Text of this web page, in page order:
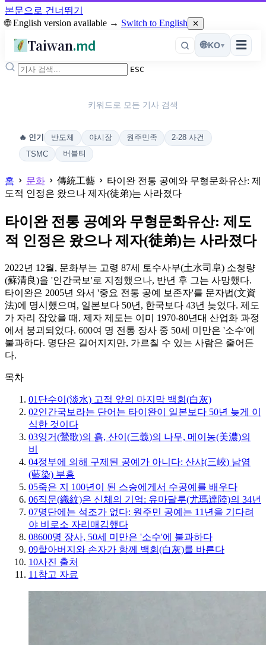
본문으로 건너뛰기
🌐 English version available → Switch to English ✕
Taiwan.md ☰
🌐KO▾
ESC
키워드로 모든 기사 검색
🔥 인기 반도체 야시장 원주민족
2·28 사건
TSMC
버블티
홈 문화 傳統工藝
타이완 전통 공예와 무형문화유산: 제
도적 인정은 왔으나 제자(徒弟)는 사라졌다
타이완 전통 공예와 무형문화유산: 제도
적 인정은 왔으나 제자(徒弟)는 사라졌다
2022년 12월, 문화부는 고령 87세 토수사부(土水司阜) 소청량
(蘇清良)을 '인간국보'로 지정했으나, 반년 후 그는 사망했다.
타이완은 2005년 와서 '중요 전통 공예 보존자'를 문자법(文資
法)에 명시했으며, 일본보다 50년, 한국보다 43년 늦었다. 제도
가 자리 잡았을 때, 제자 제도는 이미 1970-80년대 산업화 과정
에서 붕괴되었다. 600여 명 전통 장사 중 50세 미만은 '소수'에
불과하다. 명단은 길어지지만, 가르칠 수 있는 사람은 줄어든
다.
목차
01 단수이(淡水) 고적 앞의 마지막 백회(白灰)
02인간국보라는 단어는 타이완이 일본보다 50년 늦게 이
식한 것이다
03잉거(鶯歌)의 흙, 산이(三義)의 나무, 메이농(美濃)의
비
04정부에 의해 구제된 공예가 아니다: 산샤(三峽) 남염
(藍染) 부흥
05죽은 지 100년이 된 스승에게서 수공예를 배우다
06직문(織紋)은 신체의 기억: 유마달루(尤瑪達陸)의 34년
07명단에는 석조가 없다: 원주민 공예는 11년을 기다려
야 비로소 자리매김했다
08600명 장사, 50세 미만은 '소수'에 불과하다
09할아버지와 손자가 함께 백회(白灰)를 바른다
10사진 출처
11 참고 자료